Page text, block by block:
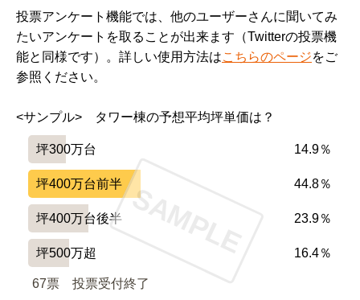
ベランダが広い
━━━━━━━━━━━━━━━━━━━
設備や共用施設について良い点、残念な点
━━━━━━━━━━━━━━━━━━━
落ち着いた雰囲気のエントランス
緑を感じられる中庭
投票アンケート機能では、他のユーザーさんに聞いてみ
たいアンケートを取ることが出来ます（Twitterの投票機
能と同様です）。詳しい使用方法はこちらのページをご
参照ください。
<サンプル>　タワー棟の予想平均坪単価は？
坪300万台 14.9％
坪400万台前半 44.8％
坪400万台後半 23.9％
坪500万超 16.4％
67票 投票受付終了
SAMPLE